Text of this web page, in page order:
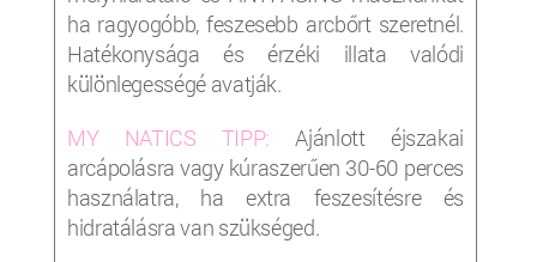
ha ragyogóbb, feszesebb arcbőrt szeretnél.
Hatékonysága és érzéki illata valódi
különlegességé avatják.
MY NATICS TIPP: Ajánlott éjszakai
arcápolásra vagy kúraszerűen 30-60 perces
használatra, ha extra feszesítésre és
hidratálásra van szükséged.